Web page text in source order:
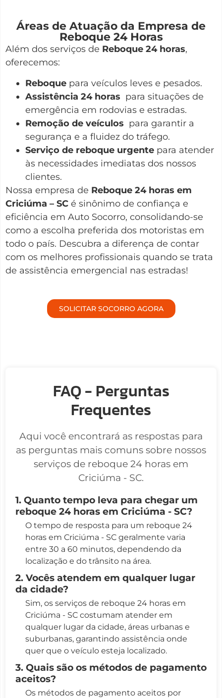
Áreas de Atuação da Empresa de
Reboque 24 Horas
Além dos serviços de Reboque 24 horas,
oferecemos:
Reboque para veículos leves e pesados.
Assistência 24 horas para situações de
emergência em rodovias e estradas.
Remoção de veículos para garantir a
segurança e a fluidez do tráfego.
Serviço de reboque urgente para atender
às necessidades imediatas dos nossos
clientes.
Nossa empresa de Reboque 24 horas em
Criciúma – SC é sinônimo de confiança e
eficiência em Auto Socorro, consolidando-se
como a escolha preferida dos motoristas em
todo o país. Descubra a diferença de contar
com os melhores profissionais quando se trata
de assistência emergencial nas estradas!
SOLICITAR SOCORRO AGORA
FAQ - Perguntas
Frequentes
Aqui você encontrará as respostas para
as perguntas mais comuns sobre nossos
serviços de reboque 24 horas em
Criciúma - SC.
1. Quanto tempo leva para chegar um
reboque 24 horas em Criciúma - SC?
O tempo de resposta para um reboque 24
horas em Criciúma - SC geralmente varia
entre 30 a 60 minutos, dependendo da
localização e do trânsito na área.
2. Vocês atendem em qualquer lugar
da cidade?
Sim, os serviços de reboque 24 horas em
Criciúma - SC costumam atender em
qualquer lugar da cidade, áreas urbanas e
suburbanas, garantindo assistência onde
quer que o veículo esteja localizado.
3. Quais são os métodos de pagamento
aceitos?
Os métodos de pagamento aceitos por